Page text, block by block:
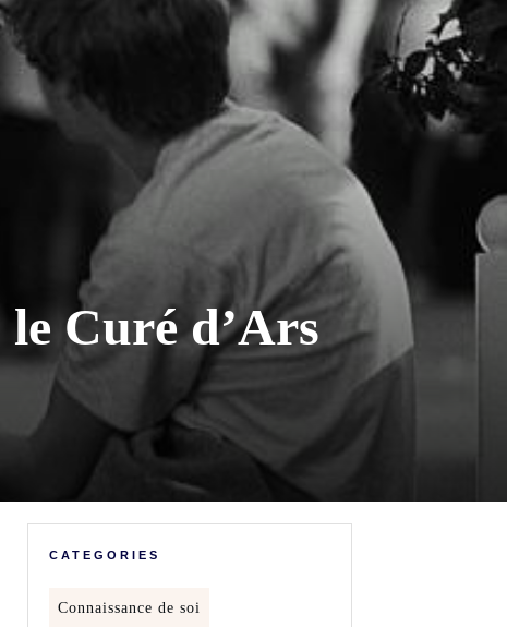
le Curé d’Ars
CATEGORIES
Connaissance de soi